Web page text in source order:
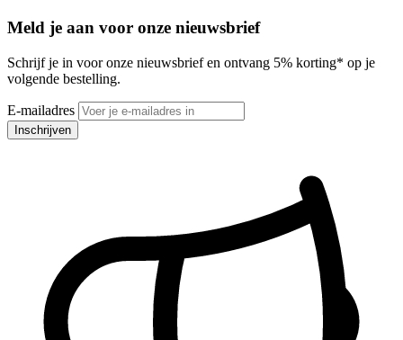
Meld je aan voor onze nieuwsbrief
Schrijf je in voor onze nieuwsbrief en ontvang 5% korting* op je
volgende bestelling.
E-mailadres
Inschrijven